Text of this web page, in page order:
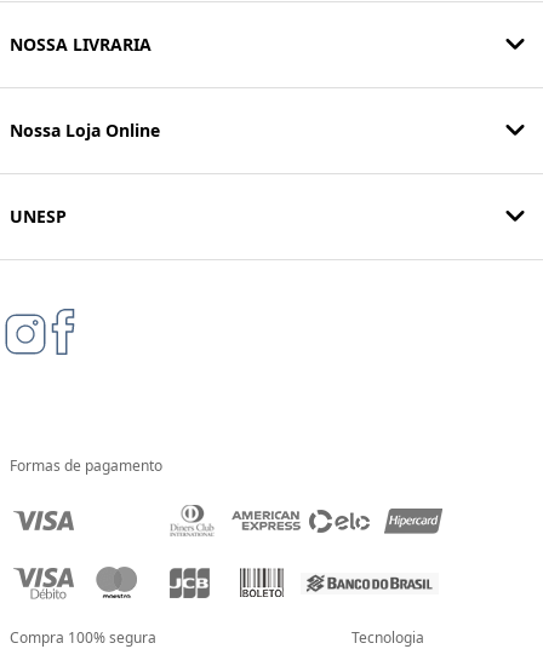
NOSSA LIVRARIA
Nossa Loja Online
UNESP
Formas de pagamento
Compra 100% segura Tecnologia